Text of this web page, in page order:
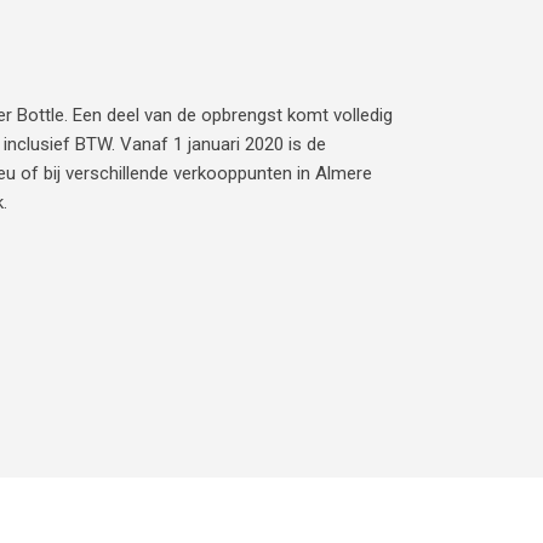
Bottle. Een deel van de opbrengst komt volledig
BTW. Vanaf 1 januari 2020 is de
of bij verschillende verkooppunten in Almere